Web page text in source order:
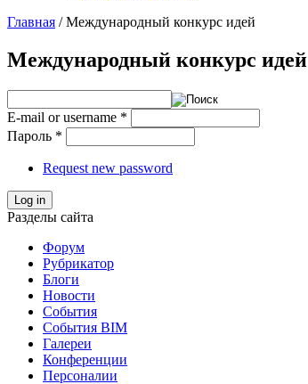
Главная / Международный конкурс идей
Международный конкурс идей
E-mail or username *
Пароль *
Request new password
Log in
Разделы сайта
Форум
Рубрикатор
Блоги
Новости
События
События BIM
Галереи
Конференции
Персоналии